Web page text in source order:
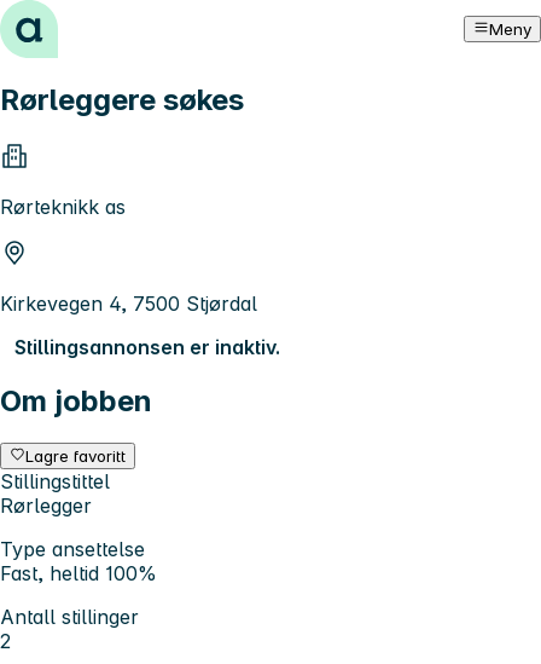
Hopp til innhold Meny
Rørleggere søkes
Rørteknikk as
Kirkevegen 4, 7500 Stjørdal
Stillingsannonsen er inaktiv.
Om jobben
Lagre favoritt
Stillingstittel
Rørlegger
Type ansettelse
Fast, heltid 100%
Antall stillinger
2